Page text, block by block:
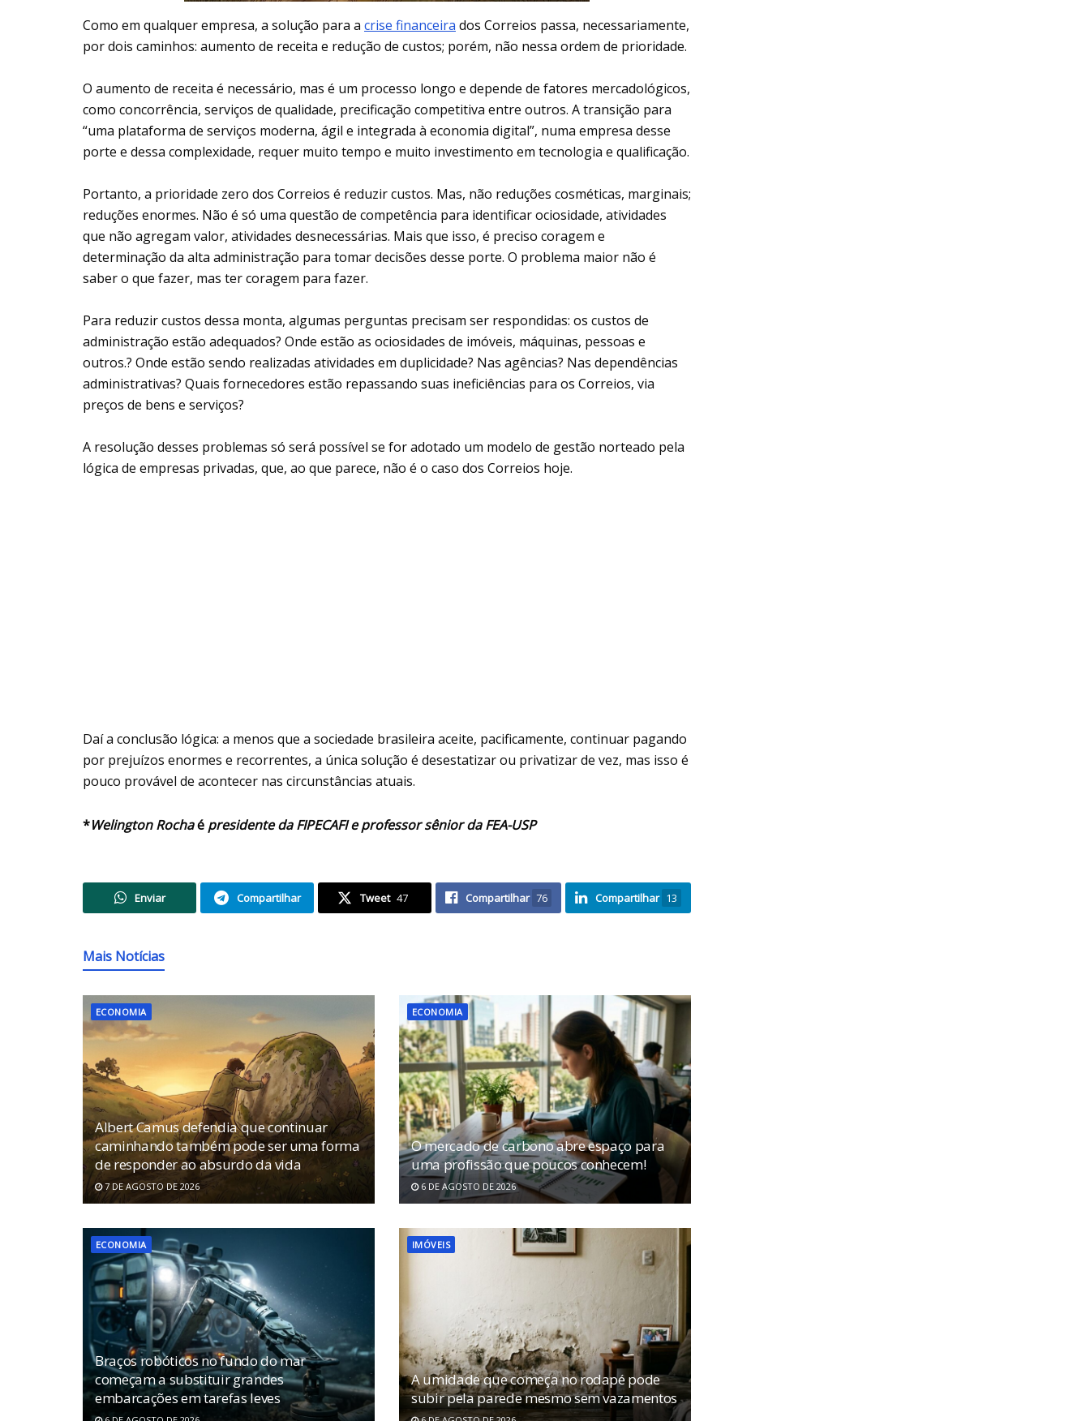
Como em qualquer empresa, a solução para a crise financeira dos Correios passa, necessariamente,
por dois caminhos: aumento de receita e redução de custos; porém, não nessa ordem de prioridade.
O aumento de receita é necessário, mas é um processo longo e depende de fatores mercadológicos,
como concorrência, serviços de qualidade, precificação competitiva entre outros. A transição para
“uma plataforma de serviços moderna, ágil e integrada à economia digital”, numa empresa desse
porte e dessa complexidade, requer muito tempo e muito investimento em tecnologia e qualificação.
Portanto, a prioridade zero dos Correios é reduzir custos. Mas, não reduções cosméticas, marginais;
reduções enormes. Não é só uma questão de competência para identificar ociosidade, atividades
que não agregam valor, atividades desnecessárias. Mais que isso, é preciso coragem e
determinação da alta administração para tomar decisões desse porte. O problema maior não é
saber o que fazer, mas ter coragem para fazer.
Para reduzir custos dessa monta, algumas perguntas precisam ser respondidas: os custos de
administração estão adequados? Onde estão as ociosidades de imóveis, máquinas, pessoas e
outros.? Onde estão sendo realizadas atividades em duplicidade? Nas agências? Nas dependências
administrativas? Quais fornecedores estão repassando suas ineficiências para os Correios, via
preços de bens e serviços?
A resolução desses problemas só será possível se for adotado um modelo de gestão norteado pela
lógica de empresas privadas, que, ao que parece, não é o caso dos Correios hoje.
Daí a conclusão lógica: a menos que a sociedade brasileira aceite, pacificamente, continuar pagando
por prejuízos enormes e recorrentes, a única solução é desestatizar ou privatizar de vez, mas isso é
pouco provável de acontecer nas circunstâncias atuais.
*Welington Rochaé presidente da FIPECAFI e professor sênior da FEA-USP
Enviar Compartilhar Tweet 47 Compartilhar 76 Compartilhar 13
Mais Notícias
ECONOMIA
Albert Camus defendia que continuar
caminhando também pode ser uma forma
de responder ao absurdo da vida
7 DE AGOSTO DE 2026
ECONOMIA
O mercado de carbono abre espaço para
uma profissão que poucos conhecem!
6 DE AGOSTO DE 2026
ECONOMIA
Braços robóticos no fundo do mar
começam a substituir grandes
embarcações em tarefas leves
IMÓVEIS
A umidade que começa no rodapé pode
subir pela parede mesmo sem vazamentos